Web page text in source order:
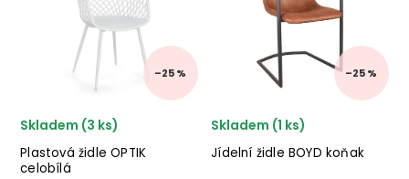
✅ krásný nábytek ✅ kvalitní
materiály ✅ nejnižš...
kovových nohou a
plyšového potahu v
krémové barvě. ✅ krásný
–25 %
Plastová židle OPTIK
celobílá
Skladem (3 ks)
–25 %
Jídelní židle BOYD koňak
Skladem (1 ks)